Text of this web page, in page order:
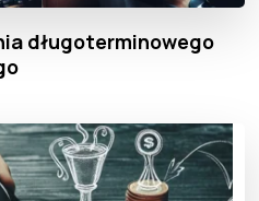
długoterminowego